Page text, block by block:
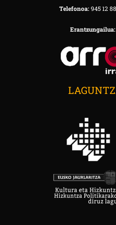
Telefonoa:945 12
Erantzungailua: